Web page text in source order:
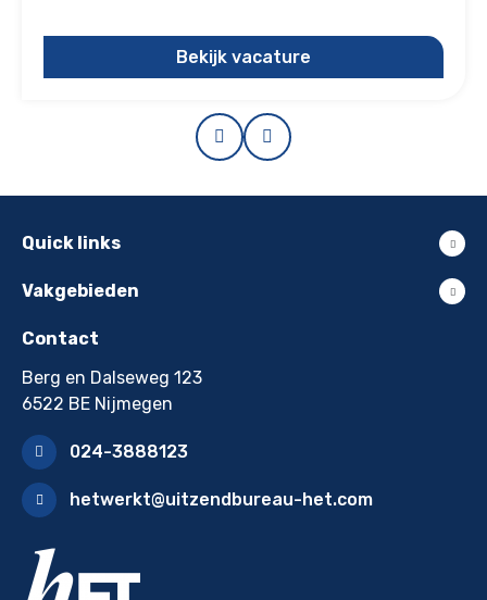
Bekijk vacature
Prev Next
Quick links
Vakgebieden
Contact
Berg en Dalseweg 123
6522 BE Nijmegen
024-3888123
hetwerkt@uitzendbureau-het.com